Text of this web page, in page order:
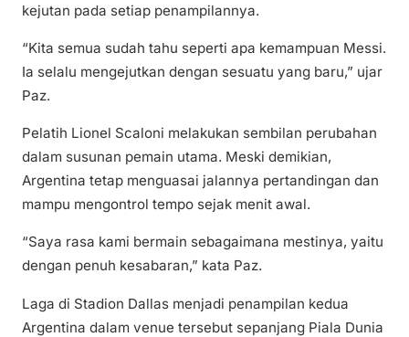
kejutan pada setiap penampilannya.
“Kita semua sudah tahu seperti apa kemampuan Messi.
Ia selalu mengejutkan dengan sesuatu yang baru,” ujar
Paz.
Pelatih Lionel Scaloni melakukan sembilan perubahan
dalam susunan pemain utama. Meski demikian,
Argentina tetap menguasai jalannya pertandingan dan
mampu mengontrol tempo sejak menit awal.
“Saya rasa kami bermain sebagaimana mestinya, yaitu
dengan penuh kesabaran,” kata Paz.
Laga di Stadion Dallas menjadi penampilan kedua
Argentina dalam venue tersebut sepanjang Piala Dunia